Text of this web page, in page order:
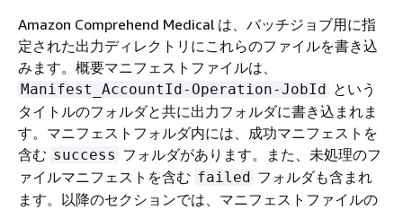
Amazon Comprehend Medical は、バッチジョブ用に指
定された出力ディレクトリにこれらのファイルを書き込
みます。概要マニフェストファイルは、
Manifest_AccountId-Operation-JobId という
タイトルのフォルダと共に出力フォルダに書き込まれま
す。マニフェストフォルダ内には、成功マニフェストを
含む success フォルダがあります。また、未処理のフ
ァイルマニフェストを含む failed フォルダも含まれ
ます。以降のセクションでは、マニフェストファイルの